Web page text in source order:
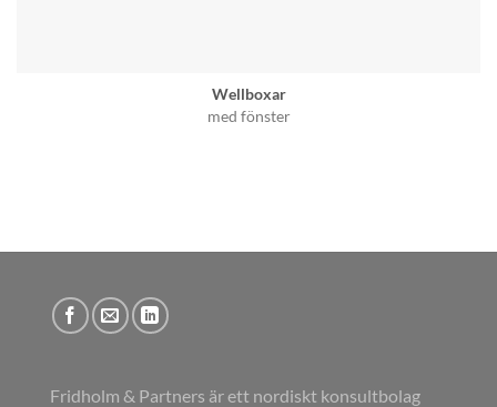
Wellboxar
med fönster
Fridholm & Partners är ett nordiskt konsultbolag